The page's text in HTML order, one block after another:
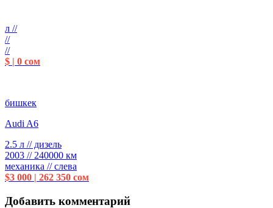
л //
//
//
$ | 0 сом
бишкек
Audi A6
2.5 л // дизель
2003 // 240000 км
механика // слева
$3 000 | 262 350 сом
Добавить комментарий